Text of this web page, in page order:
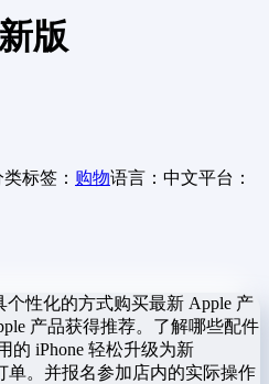
版
标签： 购物语言：中文平台：
个性化的方式购买最新 Apple 产
产品获得推荐。了解哪些配件
的 iPhone 轻松升级为新
单。并报名参加店内的实际操作